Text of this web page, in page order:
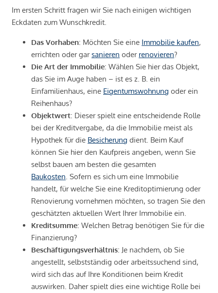
Im ersten Schritt fragen wir Sie nach einigen wichtigen
Eckdaten zum Wunschkredit.
Das Vorhaben: Möchten Sie eine Immobilie kaufen,
errichten oder garsanieren oder renovieren?
Die Art der Immobilie: Wählen Sie hier das Objekt,
das Sie im Auge haben – ist es z. B. ein
Einfamilienhaus, eine Eigentumswohnung oder ein
Reihenhaus?
Objektwert: Dieser spielt eine entscheidende Rolle
bei der Kreditvergabe, da die Immobilie meist als
Hypothek für die Besicherung dient. Beim Kauf
können Sie hier den Kaufpreis angeben, wenn Sie
selbst bauen am besten die gesamten
Baukosten . Sofern es sich um eine Immobilie
handelt, für welche Sie eine Kreditoptimierung oder
Renovierung vornehmen möchten, so tragen Sie den
geschätzten aktuellen Wert Ihrer Immobilie ein.
Kreditsumme: Welchen Betrag benötigen Sie für die
Finanzierung?
Beschäftigungsverhältnis: Je nachdem, ob Sie
angestellt, selbstständig oder arbeitssuchend sind,
wird sich das auf Ihre Konditionen beim Kredit
auswirken. Daher spielt dies eine wichtige Rolle bei